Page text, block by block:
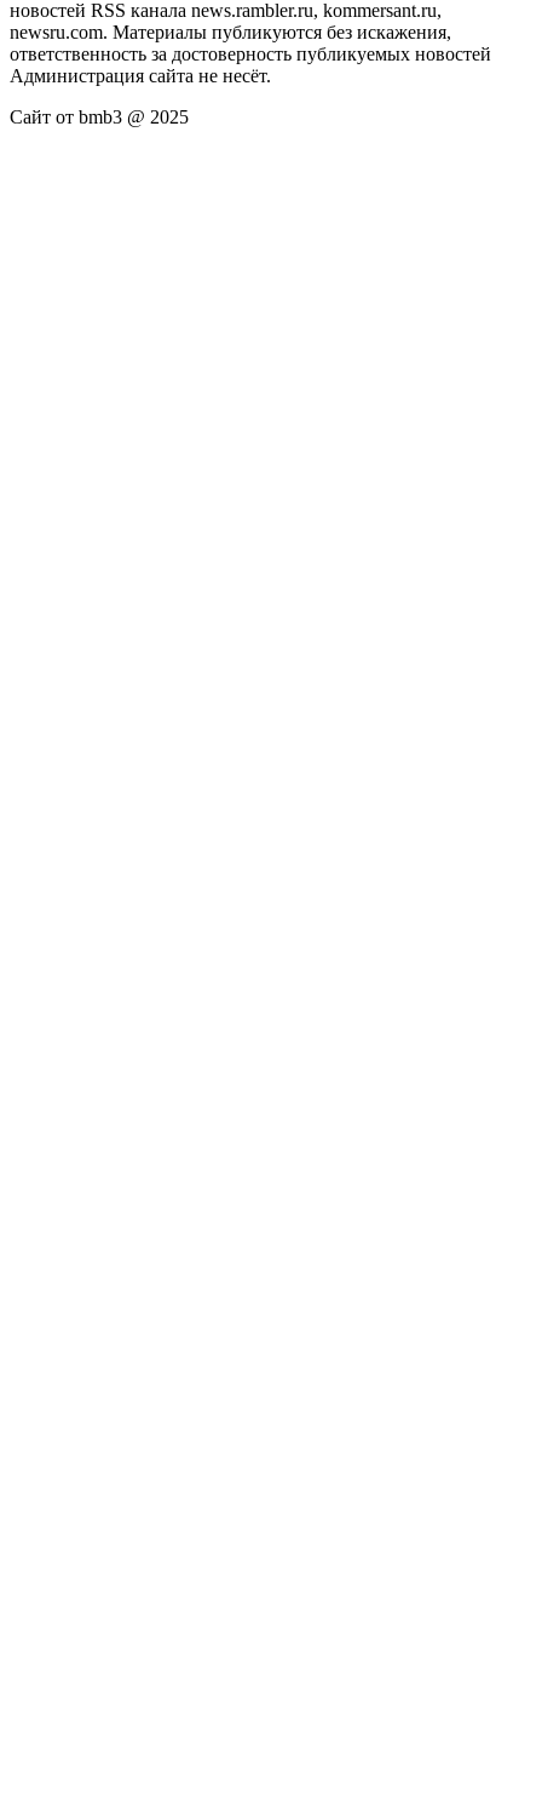
новостей RSS канала news.rambler.ru, kommersant.ru,
newsru.com. Материалы публикуются без искажения,
ответственность за достоверность публикуемых новостей
Администрация сайта не несёт.
Сайт от bmb3 @ 2025